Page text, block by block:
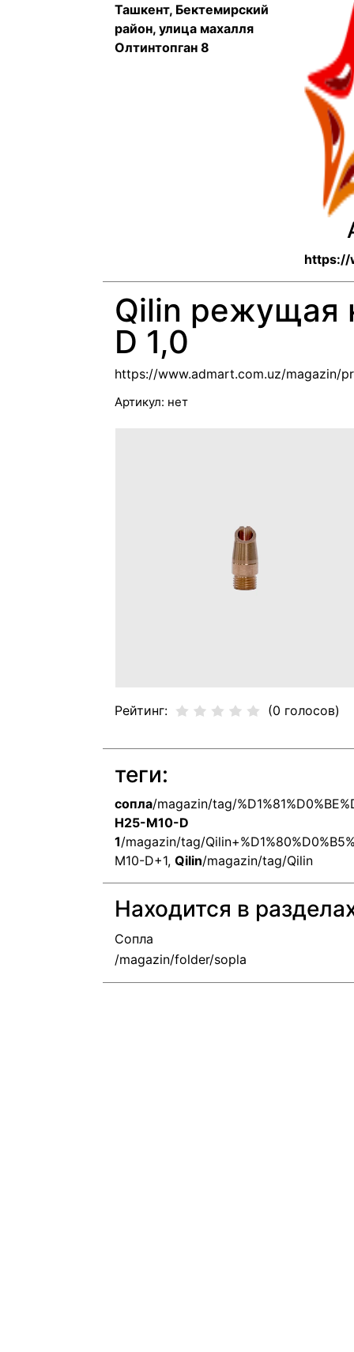
Ташкент, Бектемирский
район, улица махалля
Олтинтопган 8
https://
Qilin режущая
D 1,0
https://www.admart.com.uz/magazin/
Артикул: нет
Рейтинг: (0 голосов)
теги:
сопла/magazin/tag/
H25-M10-D
1/magazin/tag/
M10-D+1, Qilin/magazin/tag/Qilin
Находится в
Сопла